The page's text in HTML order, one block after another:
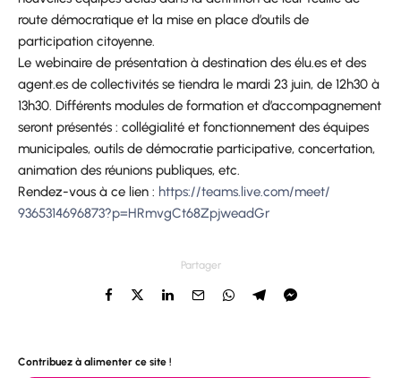
route démocratique et la mise en place d’outils de
participation citoyenne.
Le webinaire de présentation à destination des élu.es et des
agent.es de collectivités se tiendra le mardi 23 juin, de 12h30 à
13h30. Différents modules de formation et d’accompagnement
seront présentés : collégialité et fonctionnement des équipes
municipales, outils de démocratie participative, concertation,
animation des réunions publiques, etc.
Rendez-vous à ce lien : https://teams.live.com/meet/
9365314696873?p=HRmvgCt68ZpjweadGr
Partager
Contribuez à alimenter ce site !